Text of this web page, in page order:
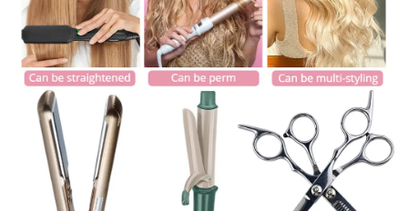
Filipa Santos
Online now
Hello! To get started, please share your
name and email 😊